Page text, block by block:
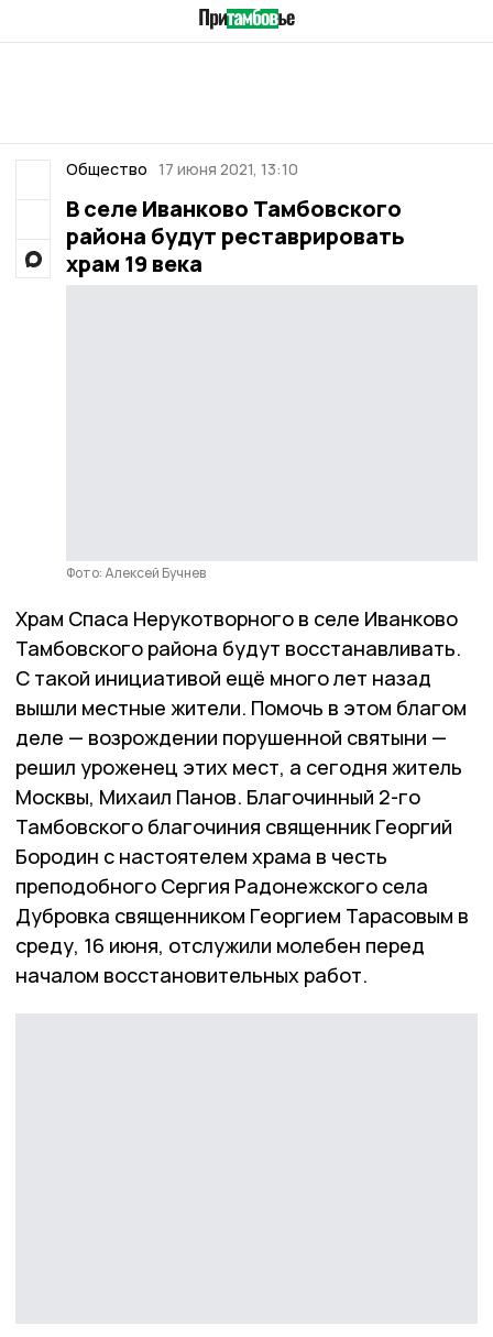
Общество 17 июня 2021, 13:10
В селе Иванково Тамбовского
района будут реставрировать
храм 19 века
Фото: Алексей Бучнев
Храм Спаса Нерукотворного в селе Иванково
Тамбовского района будут восстанавливать.
С такой инициативой ещё много лет назад
вышли местные жители. Помочь в этом благом
деле — возрождении порушенной святыни —
решил уроженец этих мест, а сегодня житель
Москвы, Михаил Панов. Благочинный 2-го
Тамбовского благочиния священник Георгий
Бородин с настоятелем храма в честь
преподобного Сергия Радонежского села
Дубровка священником Георгием Тарасовым в
среду, 16 июня, отслужили молебен перед
началом восстановительных работ.